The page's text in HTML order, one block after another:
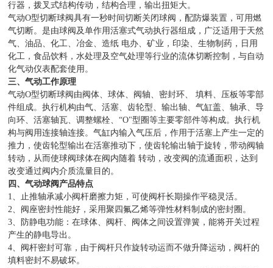
行器，拨叉式结构传动，结构合理，输出扭矩大。
气动O型切断球阀具有一秒时间切断关闭球阀，配防爆装置，可用燃
气切断。是由球阀及单作用活塞式气动执行器组成，广泛适用于天然
气、油品、化工、冶金、造纸 电办、矿业，印染、生物制药，日用
化工，食品饮料，水处理及空气处理等行业的流体切断控制，与自动
化气动仪表配套使用。
三、气动工作原理
气动O型切断球阀由阀体、球体、阀轴、密封环、 填料、压板等零部
件组成。执行机构由气、活塞、齿轮型、输出轴、气缸盖、轴承、导
向环、活塞轴瓦、调整螺栓、“O"型圈等主要零部件等构成。执行机
构与阀用连接轴连接。气缸内输入气压后，作用于活塞上产生一定的
推力，使齿轮型输出在活塞推动下，使齿轮输出轴于旋转，带动阀轴
转动，从而使球阀球体在阀内随着 转动，改变阀的流通面积，达到
改变通过阀内介质流量目的。
四、气动球阀产品特点
1、止推轴承减小阀杆磨擦力矩，可使阀杆长期操作平稳灵活。
2、阀座密封性能好，采用聚四氟乙烯等弹性材料制成的密封圈。
3、防静电功能：在球体、阀杆、阀体之间设置弹簧，能将开关过程
产生的静电导出。
4、阀杆密封可靠，由于阀杆只作旋转动运而不做升降运动，阀杆的
填料密封不易破坏。